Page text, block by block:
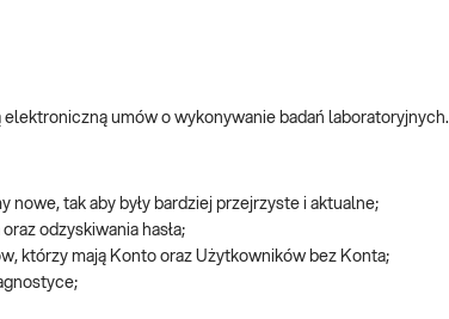
elektroniczną umów o wykonywanie badań laboratoryjnych.
tak aby były bardziej przejrzyste i aktualne;
odzyskiwania hasła;
którzy mają Konto oraz Użytkowników bez Konta;